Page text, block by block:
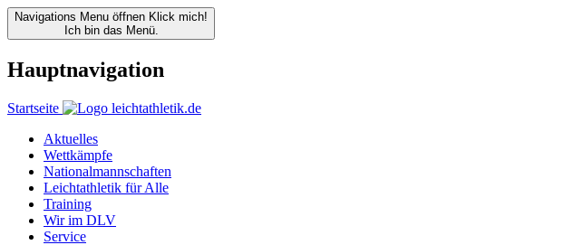
Navigations Menu öffnen Klick mich!
Ich bin das Menü.
Hauptnavigation
Startseite
Aktuelles
Wettkämpfe
Nationalmannschaften
Leichtathletik für Alle
Training
Wir im DLV
Service